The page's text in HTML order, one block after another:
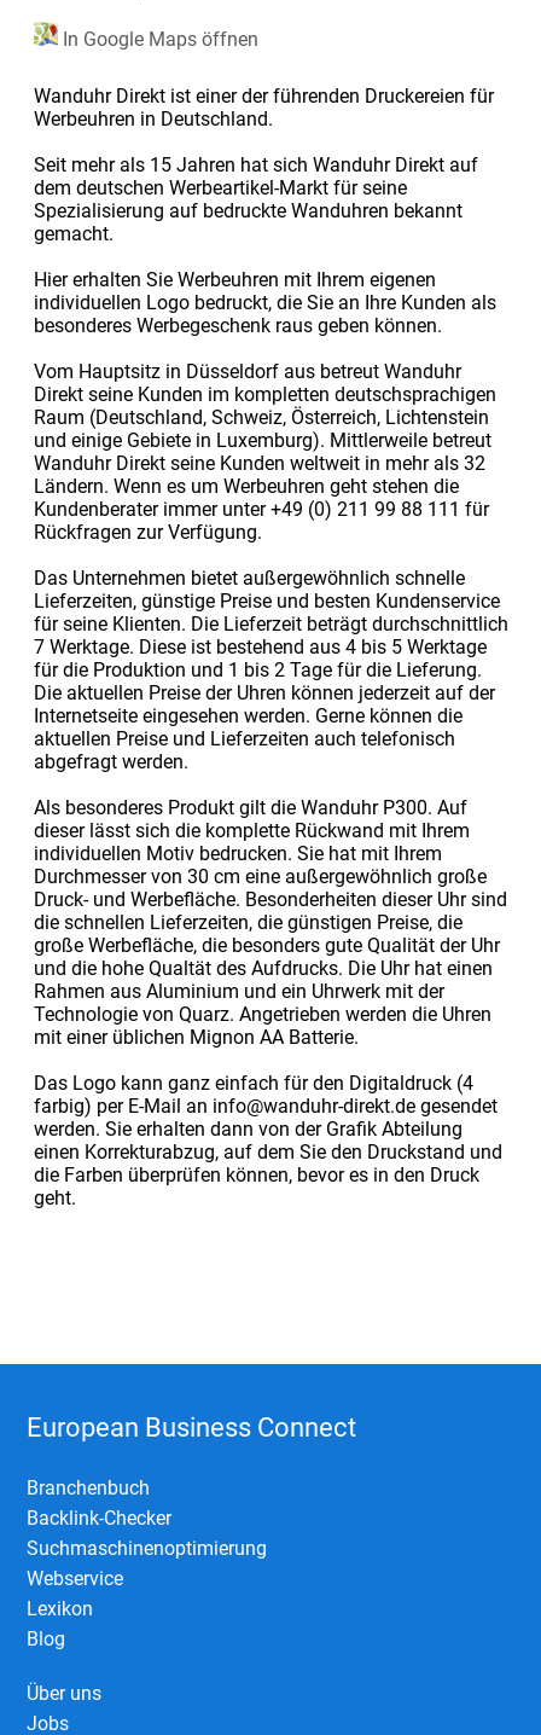
In Google Maps öffnen
Wanduhr Direkt ist einer der führenden Druckereien für
Werbeuhren in Deutschland.
Seit mehr als 15 Jahren hat sich Wanduhr Direkt auf
dem deutschen Werbeartikel-Markt für seine
Spezialisierung auf bedruckte Wanduhren bekannt
gemacht.
Hier erhalten Sie Werbeuhren mit Ihrem eigenen
individuellen Logo bedruckt, die Sie an Ihre Kunden als
besonderes Werbegeschenk raus geben können.
Vom Hauptsitz in Düsseldorf aus betreut Wanduhr
Direkt seine Kunden im kompletten deutschsprachigen
Raum (Deutschland, Schweiz, Österreich, Lichtenstein
und einige Gebiete in Luxemburg). Mittlerweile betreut
Wanduhr Direkt seine Kunden weltweit in mehr als 32
Ländern. Wenn es um Werbeuhren geht stehen die
Kundenberater immer unter +49 (0) 211 99 88 111 für
Rückfragen zur Verfügung.
Das Unternehmen bietet außergewöhnlich schnelle
Lieferzeiten, günstige Preise und besten Kundenservice
für seine Klienten. Die Lieferzeit beträgt durchschnittlich
7 Werktage. Diese ist bestehend aus 4 bis 5 Werktage
für die Produktion und 1 bis 2 Tage für die Lieferung.
Die aktuellen Preise der Uhren können jederzeit auf der
Internetseite eingesehen werden. Gerne können die
aktuellen Preise und Lieferzeiten auch telefonisch
abgefragt werden.
Als besonderes Produkt gilt die Wanduhr P300. Auf
dieser lässt sich die komplette Rückwand mit Ihrem
individuellen Motiv bedrucken. Sie hat mit Ihrem
Durchmesser von 30 cm eine außergewöhnlich große
Druck- und Werbefläche. Besonderheiten dieser Uhr sind
die schnellen Lieferzeiten, die günstigen Preise, die
große Werbefläche, die besonders gute Qualität der Uhr
und die hohe Qualtät des Aufdrucks. Die Uhr hat einen
Rahmen aus Aluminium und ein Uhrwerk mit der
Technologie von Quarz. Angetrieben werden die Uhren
mit einer üblichen Mignon AA Batterie.
Das Logo kann ganz einfach für den Digitaldruck (4
farbig) per E-Mail an info@wanduhr-direkt.de gesendet
werden. Sie erhalten dann von der Grafik Abteilung
einen Korrekturabzug, auf dem Sie den Druckstand und
die Farben überprüfen können, bevor es in den Druck
geht.
European Business Connect
Branchenbuch
Backlink-Checker
Suchmaschinenoptimierung
Webservice
Lexikon
Blog
Über uns
Jobs